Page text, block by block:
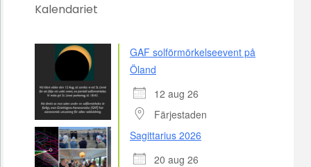
Kalendariet
GAF solförmörkelseevent på
Öland
12 aug 26
Färjestaden
Sagittarius 2026
20 aug 26